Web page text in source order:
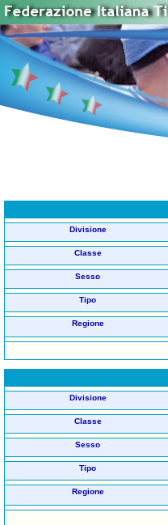
Divisione
Classe
Sesso
Tipo
Regione
Divisione
Classe
Sesso
Tipo
Regione